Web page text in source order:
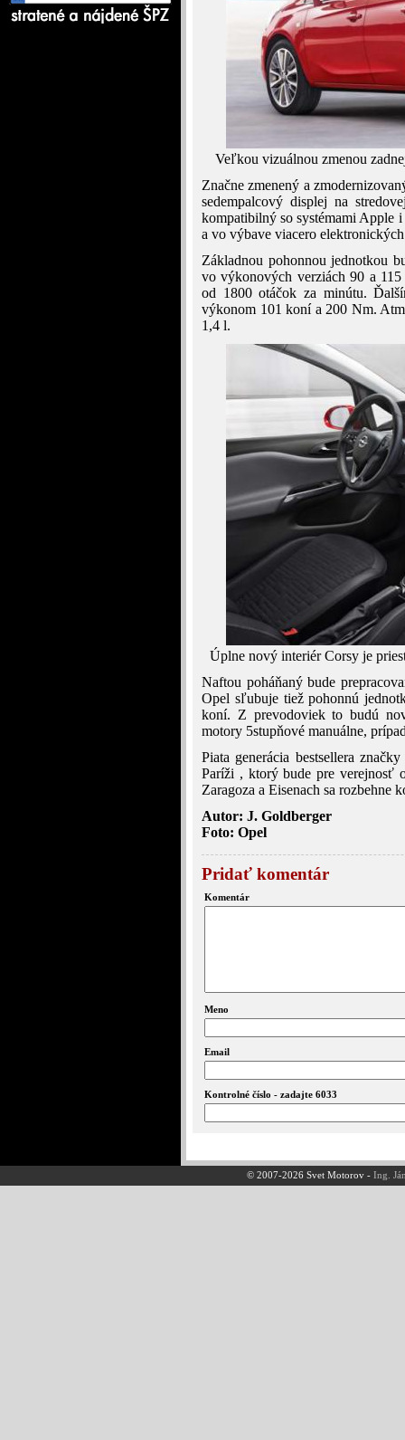
Veľkou vizuálnou zmenou
Značne zmenený a
sedempalcový displej na
kompatibilný so systémami Apple
a vo výbave viacero elektronických
Základnou pohonnou jednotkou
vo výkonových verziách 90 a
od 1800 otáčok za minútu.
výkonom 101 koní a 200 Nm.
1,4 l.
Úplne nový interiér Corsy je
Naftou poháňaný bude
Opel sľubuje tiež pohonnú
koní. Z prevodoviek to budú
motory 5stupňové manuálne,
Piata generácia bestsellera
Paríži , ktorý bude pre verejnosť
Zaragoza a Eisenach sa rozbehne
Autor: J. Goldberger
Foto: Opel
Pridať komentár
Komentár
Meno
Email
Kontrolné číslo - zadajte 6033
© 2007-2026 Svet Motorov -Ing.